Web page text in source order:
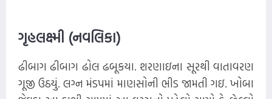
ગૃહલક્ષ્મી (નવલિકા)
ઢીબાગ ઢીબાગ ઢોલ ઢબૂકયા. શરણાઇના સૂરથી વાતાવરણ
ગૂજી ઉઠયું. લગ્ન મંડપમાં માણસોની ભીડ જામતી ગઇ. ખોબા